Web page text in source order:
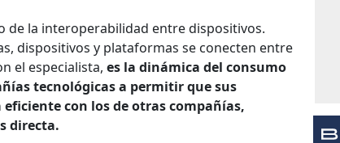
de la interoperabilidad entre dispositivos.
dispositivos y plataformas se conecten entre
el especialista, es la dinámica del consumo
tecnológicas a permitir que sus
con los de otras compañías,
directa.